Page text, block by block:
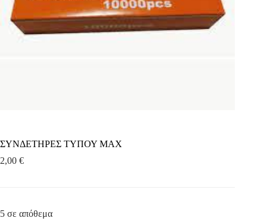
ΣΥΝΔΕΤΗΡΕΣ ΤΥΠΟΥ ΜΑΧ
2,00 €
5 σε απόθεμα